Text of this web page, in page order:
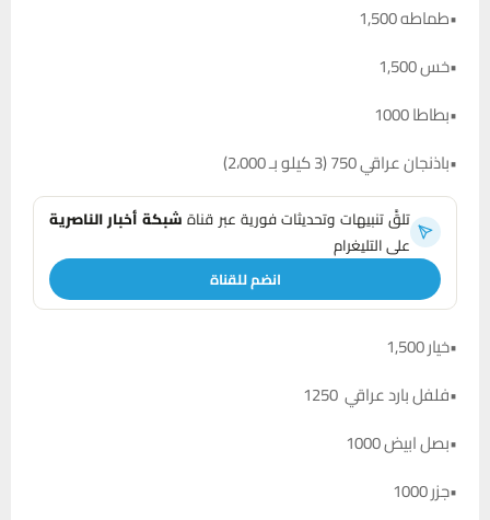
•طماطه 1,500
•خس 1,500
•بطاطا 1000
•باذنجان عراقي 750 (3 كيلو بـ 2،000)
تلقَّ تنبيهات وتحديثات فورية عبر قناةشبكة أخبار الناصرية
على التليغرام
انضم للقناة
•خيار 1,500
•فلفل بارد عراقي 1250
•بصل ابيض 1000
•جزر 1000